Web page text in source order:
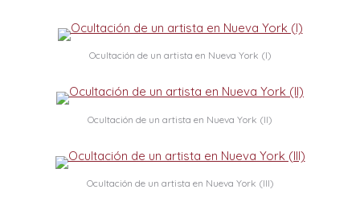
Ocultación de un artista en Nueva York (I)
Ocultación de un artista en Nueva York (II)
Ocultación de un artista en Nueva York (III)